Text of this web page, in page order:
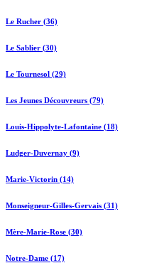
Le Rucher (36)
Le Sablier (30)
Le Tournesol (29)
Les Jeunes Découvreurs (79)
Louis-Hippolyte-Lafontaine (18)
Ludger-Duvernay (9)
Marie-Victorin (14)
Monseigneur-Gilles-Gervais (31)
Mère-Marie-Rose (30)
Notre-Dame (17)